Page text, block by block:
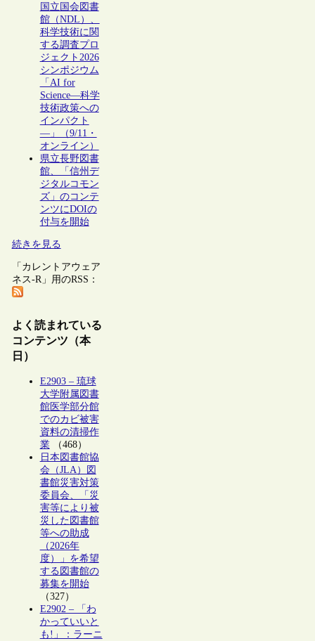
国立国会図書
館（NDL）、
科学技術に関
する調査プロ
ジェクト2026
シンポジウム
「AI for
Science―科学
技術政策への
インパクト
―」（9/11・
オンライン）
県立長野図書
館、「信州デ
ジタルコモン
ズ」のコンテ
ンツにDOIの
付与を開始
続きを見る
「カレントアウェア
ネス-R」用のRSS：
よく読まれている
コンテンツ（本
日）
E2903 – 琉球
大学附属図書
館医学部分館
でのカビ被害
資料の清掃作
業（468）
日本図書館協
会（JLA）図
書館災害対策
委員会、「災
害等により被
災した図書館
等への助成
（2026年
度）」を希望
する図書館の
募集を開始
（327）
E2902 – 「わ
かっていいと
も!」：ラーニ